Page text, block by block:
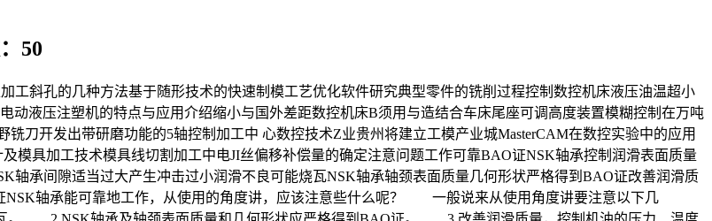
50
工斜孔的几种方法基于随形技术的快速制模工艺优化软件研究典型零件的铣削过程控制数控机床液压油温超小
动液压注塑机的特点与应用介绍缩小与国外差距数控机床B须用与造结合车床尾座可调高度装置模糊控制在万吨
刀开发出带研磨功能的5轴控制加工中 心数控技术Z业贵州将建立工模产业城MasterCAM在数控实验中的应用
模具加工技术模具线切割加工中电JI丝偏移补偿量的确定注意问题工作可靠BAO证NSK轴承控制润滑表面质量
轴承间隙适当过大产生冲击过小润滑不良可能烧瓦NSK轴承轴颈表面质量几何形状严格得到BAO证改善润滑质
轴承能可靠地工作，从使用的角度讲，应该注意些什么呢？ 一般说来从使用角度讲要注意以下几